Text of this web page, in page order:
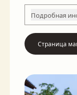
Подробная
Страница